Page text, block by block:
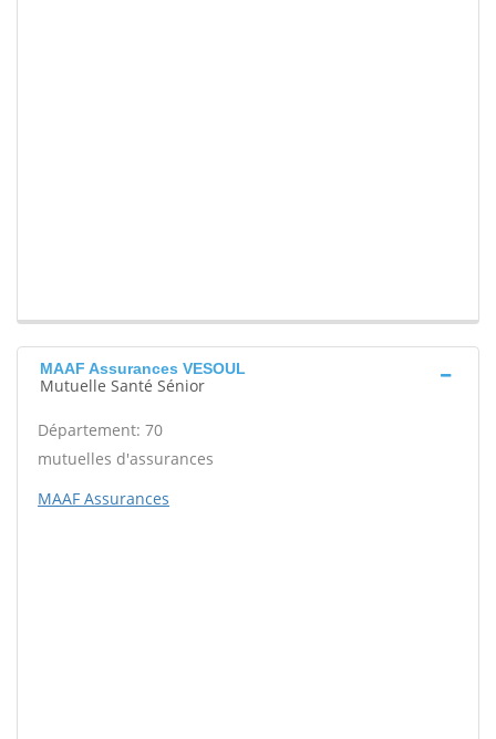
MAAF Assurances VESOUL
Mutuelle Santé Sénior
Département: 70
mutuelles d'assurances
MAAF Assurances